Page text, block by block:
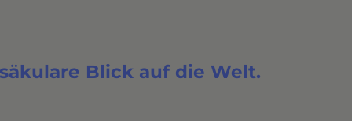
Blick auf die Welt.